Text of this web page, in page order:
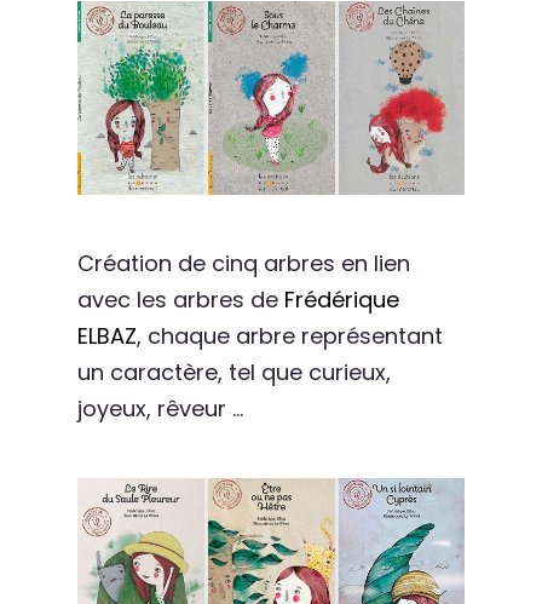
Création de cinq arbres en lien
avec les arbres de Frédérique
ELBAZ, chaque arbre représentant
un caractère, tel que curieux,
joyeux, rêveur …